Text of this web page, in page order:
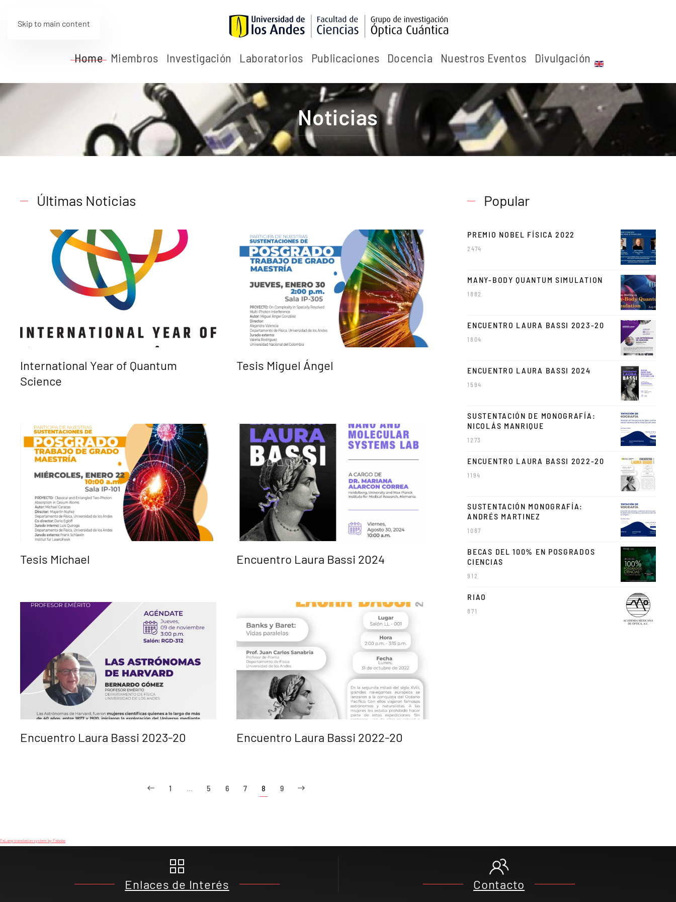
Skip to main content
Home Miembros Investigación Laboratorios Publicaciones Docencia Nuestros Eventos Divulgación
Noticias
Últimas Noticias
International Year of Quantum
Science
Tesis Miguel Ángel
Tesis Michael Encuentro Laura Bassi 2024
Encuentro Laura Bassi 2023-20 Encuentro Laura Bassi 2022-20
1 … 5 6 7 8 9
Popular
PREMIO NOBEL FÍSICA 2022
2474
MANY-BODY QUANTUM SIMULATION
1882
ENCUENTRO LAURA BASSI 2023-20
1804
ENCUENTRO LAURA BASSI 2024
1594
SUSTENTACIÓN DE MONOGRAFÍA:
NICOLÁS MANRIQUE
1273
ENCUENTRO LAURA BASSI 2022-20
1194
SUSTENTACIÓN MONOGRAFÍA:
ANDRÉS MARTINEZ
1087
BECAS DEL 100% EN POSGRADOS
CIENCIAS
912
RIAO
871
FaLang translation system by Faboba
Enlaces de Interés Contacto